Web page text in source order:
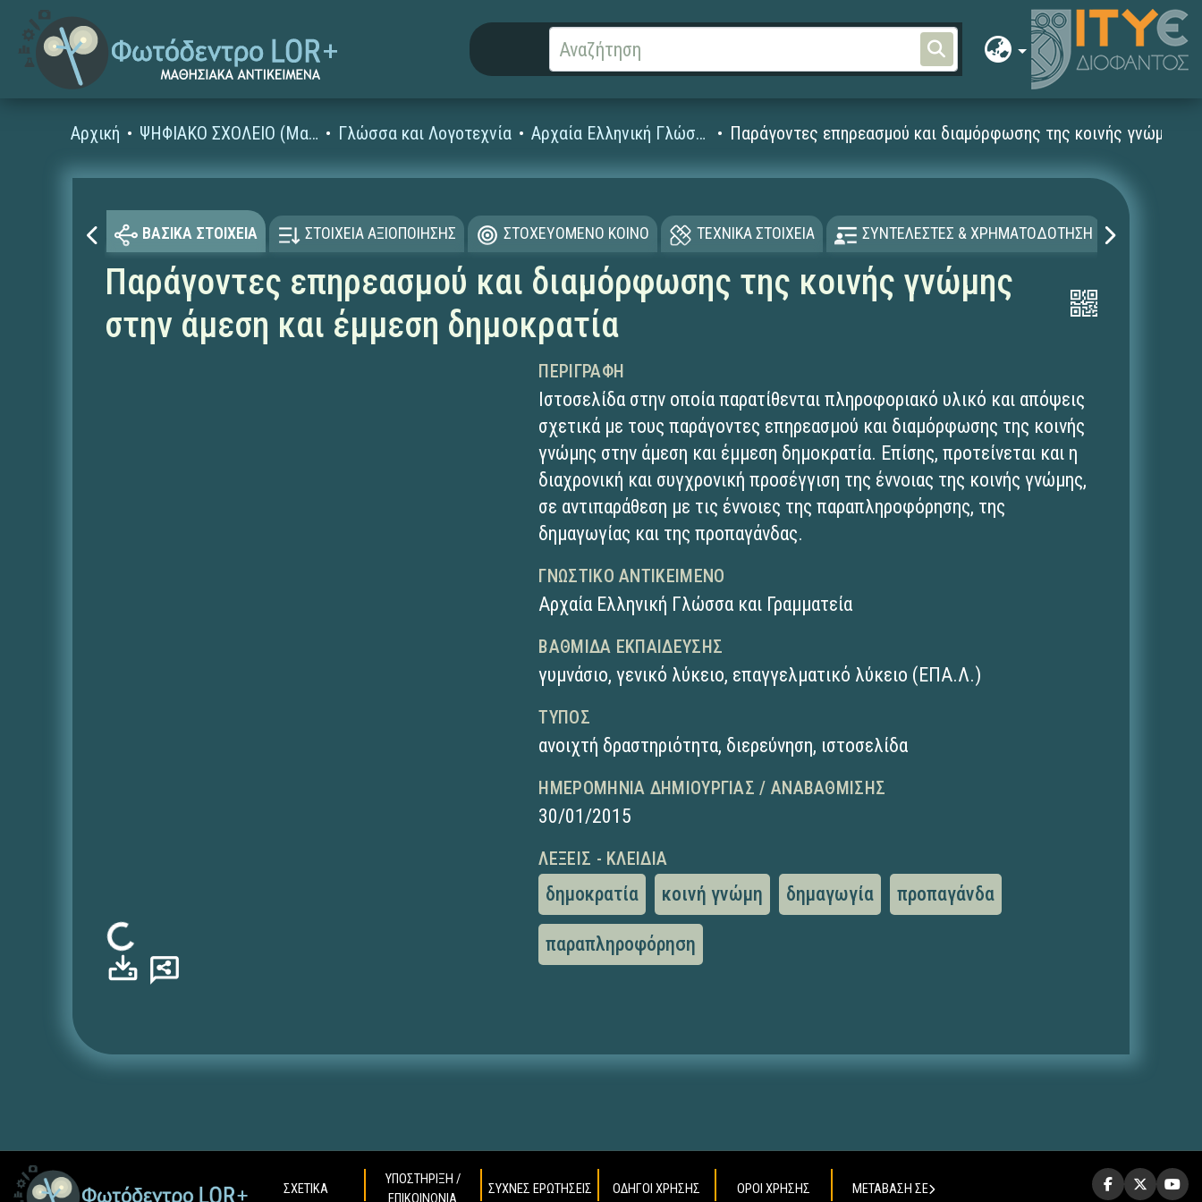
Αρχική ΨΗΦΙΑΚΟ ΣΧΟΛΕΙΟ (Μαθησιακά Αντικείμενα) Γλώσσα και Λογοτεχνία Αρχαία Ελληνική Γλώσσα και Γραμματεία (Γυμνασίου - Λυκείου) Παράγοντες επηρεασμού και διαμόρφωσης της κοινής γνώμης
ΒΑΣΙΚΑ ΣΤΟΙΧΕΙΑ ΣΤΟΙΧΕΙΑ ΑΞΙΟΠΟΙΗΣΗΣ ΣΤΟΧΕΥΟΜΕΝΟ ΚΟΙΝΟ ΤΕΧΝΙΚΑ ΣΤΟΙΧΕΙΑ ΣΥΝΤΕΛΕΣΤΕΣ & ΧΡΗΜΑΤΟΔΟΤΗΣΗ
Παράγοντες επηρεασμού και διαμόρφωσης της κοινής γνώμης
στην άμεση και έμμεση δημοκρατία
Φόρτωση...
ΠΕΡΙΓΡΑΦΉ
Ιστοσελίδα στην οποία παρατίθενται πληροφοριακό υλικό και απόψεις
σχετικά με τους παράγοντες επηρεασμού και διαμόρφωσης της κοινής
γνώμης στην άμεση και έμμεση δημοκρατία. Επίσης, προτείνεται και η
διαχρονική και συγχρονική προσέγγιση της έννοιας της κοινής γνώμης,
σε αντιπαράθεση με τις έννοιες της παραπληροφόρησης, της
δημαγωγίας και της προπαγάνδας.
ΓΝΩΣΤΙΚΌ ΑΝΤΙΚΕΊΜΕΝΟ
Αρχαία Ελληνική Γλώσσα και Γραμματεία
ΒΑΘΜΊΔΑ ΕΚΠΑΊΔΕΥΣΗΣ
γυμνάσιο,γενικό λύκειο, επαγγελματικό λύκειο (ΕΠΑ.Λ.)
ΤΎΠΟΣ
ανοιχτή δραστηριότητα, διερεύνηση, ιστοσελίδα
ΗΜΕΡΟΜΗΝΊΑ ΔΗΜΙΟΥΡΓΊΑΣ / ΑΝΑΒΆΘΜΙΣΗΣ
30/01/2015
ΛΈΞΕΙΣ - ΚΛΕΙΔΙΆ
δημοκρατία κοινή γνώμη δημαγωγία προπαγάνδα
παραπληροφόρηση
ΣΧΕΤΙΚΑ
ΥΠΟΣΤΗΡΙΞΗ /
ΕΠΙΚΟΙΝΩΝΙΑ
ΣΥΧΝΕΣ ΕΡΩΤΗΣΕΙΣ ΟΔΗΓΟΙ ΧΡΗΣΗΣ ΟΡΟΙ ΧΡΗΣΗΣ ΜΕΤΑΒΑΣΗ ΣΕ